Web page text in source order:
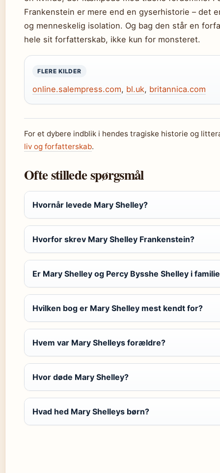
Frankenstein er mere end en gyserhistorie – det
og menneskelig isolation. Og bag den står en
hele sit forfatterskab, ikke kun for monsteret.
FLERE KILDER
online.salempress.com, bl.uk, britannica.com
For et dybere indblik i hendes tragiske historie og
liv og forfatterskab.
Ofte stillede spørgsmål
Hvornår levede Mary Shelley?
Hvorfor skrev Mary Shelley Frankenstein?
Er Mary Shelley og Percy Bysshe Shelley i
Hvilken bog er Mary Shelley mest kendt for?
Hvem var Mary Shelleys forældre?
Hvor døde Mary Shelley?
Hvad hed Mary Shelleys børn?